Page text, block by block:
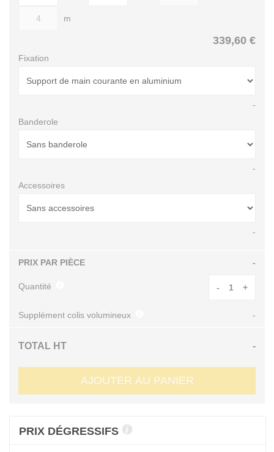
m
339,60 €
Fixation
-
Banderole
-
Accessoires
-
PRIX PAR PIÈCE -
Quantité - +
Supplément colis volumineux -
TOTAL HT -
AJOUTER AU PANIER
PRIX DÉGRESSIFS